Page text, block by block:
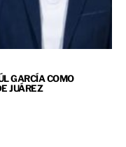
GARCÍA COMO
JUÁREZ